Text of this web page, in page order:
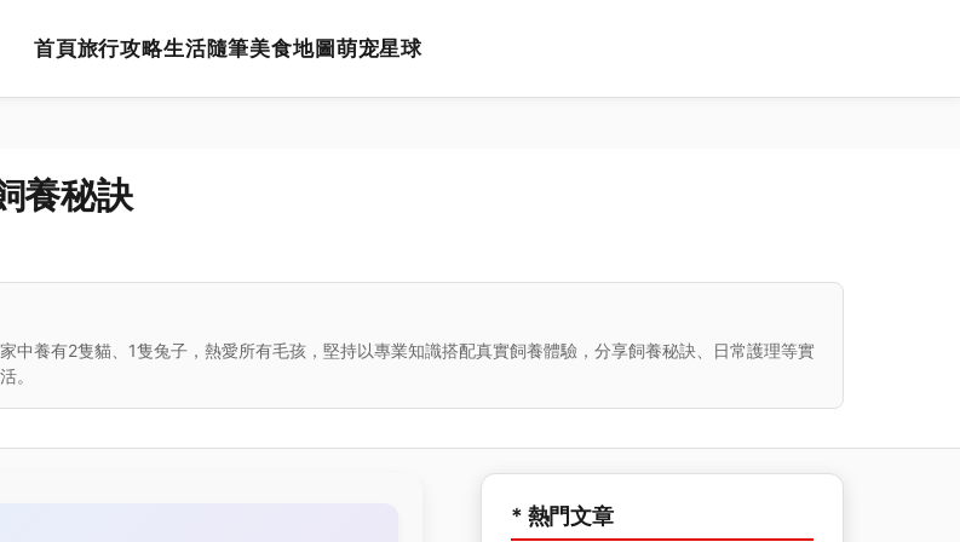
首頁旅行攻略生活隨筆美食地圖萌宠星球
養秘訣
中養有2隻貓、1隻兔子，熱愛所有毛孩，堅持以專業知識搭配真實飼養體驗，分享飼養秘訣、日常護理等實
。
* 熱門文章